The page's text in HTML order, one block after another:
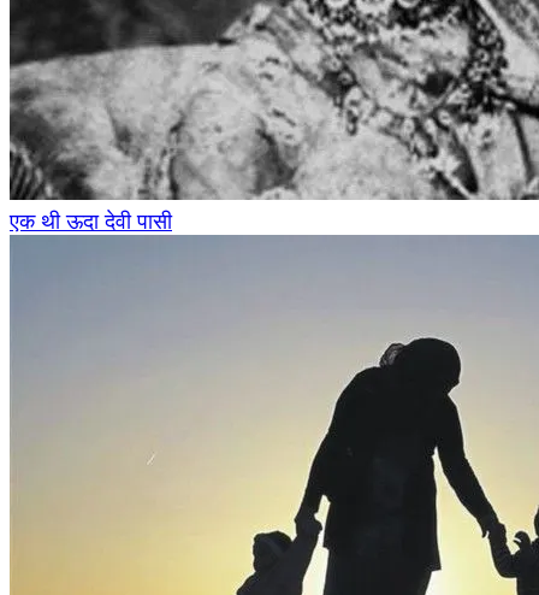
एक थी ऊदा देवी पासी